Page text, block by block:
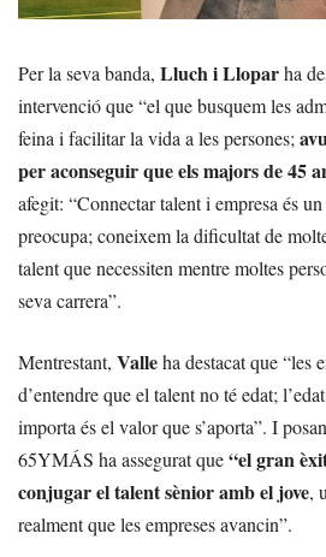
Per la seva banda, Lluch i Lloparha
intervenció que “el que busquem les
feina i facilitar la vida a les persones;
per aconseguir que els majors de 45
afegit: “Connectar talent i empresa és
preocupa; coneixem la dificultat de
talent que necessiten mentre moltes
seva carrera”.
Mentrestant, Valleha destacat que “les
d’entendre que el talent no té edat;
importa és el valor que s’aporta”. I
65YMÁS ha assegurat que“el gran
conjugar el talent sènior amb el jove,
realment que les empreses avancin”.